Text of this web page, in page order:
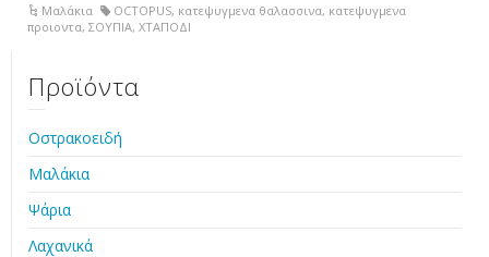
Μαλάκια OCTOPUS, κατεψυγμενα θαλασσινα, κατεψυγμενα
προιοντα, ΣΟΥΠΙΑ, ΧΤΑΠΟΔΙ
Προϊόντα
Οστρακοειδή
Μαλάκια
Ψάρια
Λαχανικά